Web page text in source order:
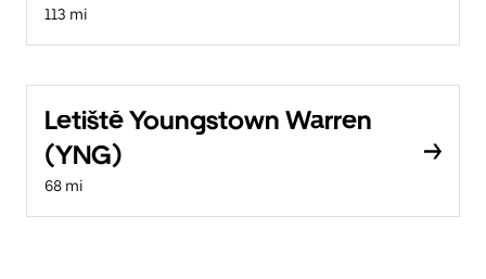
113 mi
Letiště Youngstown Warren
(YNG)
68 mi